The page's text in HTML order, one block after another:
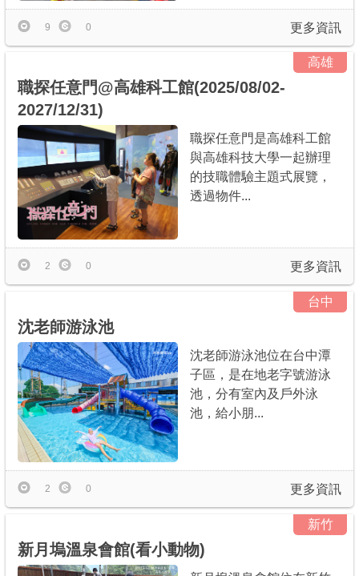
更多資訊
9 0
高雄
職探任意門@高雄科工館(2025/08/02-
2027/12/31)
職探任意門是高雄科工館
與高雄科技大學一起辦理
的技職體驗主題式展覽，
透過物件...
更多資訊
2 0
台中
沈老師游泳池
沈老師游泳池位在台中潭
子區，是在地老字號游泳
池，分有室內及戶外泳
池，給小朋...
更多資訊
2 0
新竹
新月塢溫泉會館(看小動物)